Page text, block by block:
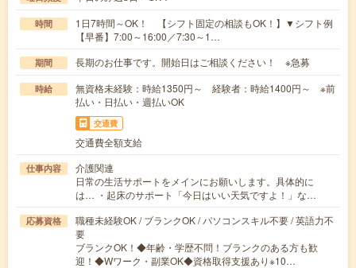
時間
1日7時間～OK！ 【シフト固定の相談もOK！】▼シフト例
【早番】7:00～16:00／7:30～1…
期間 長期のお仕事です。開始日はご相談ください！ ※急募
時給
無資格未経験：時給1350円～ 経験者：時給1400円～ ※前
払い・日払い・週払いOK
交通費
交通費全額支給
仕事内容
介護関連
日常の生活サポートをメインにお願いします。具体的に
は… ・起床のサポート「今日はいい天気ですよ！」な…
応募資格
職種未経験OK / ブランクOK / パソコンスキル不要 / 英語力不
要
ブランクOK！◆年齢・学歴不問！ブランクのある方も歓
迎！◆Wワーク・副業OK◆資格取得支援あり※10…